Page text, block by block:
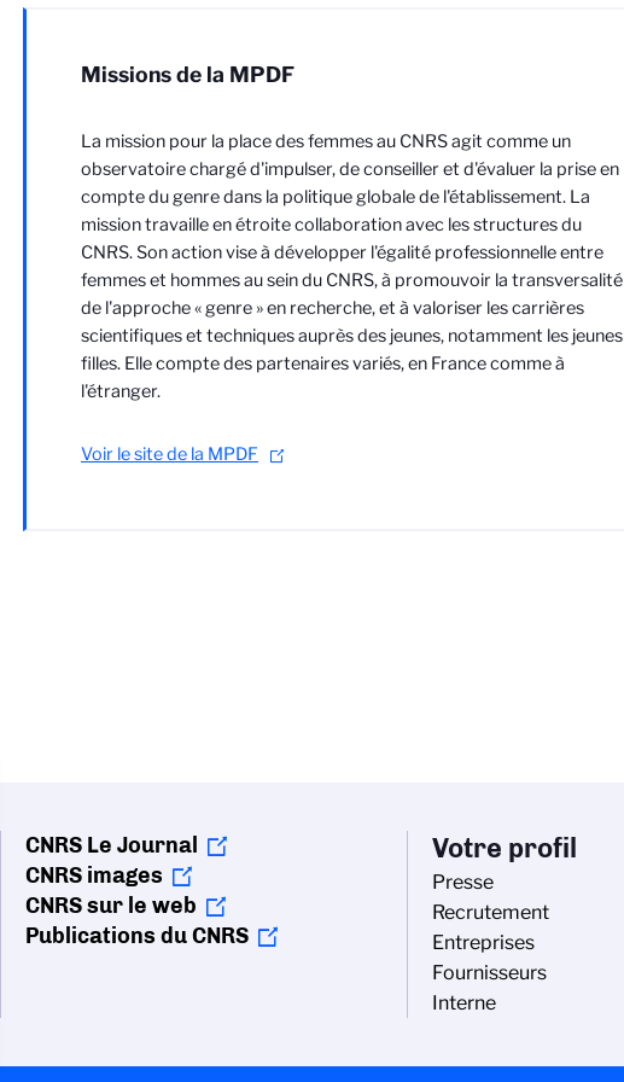
Missions de la MPDF
La mission pour la place des femmes au CNRS agit comme un
observatoire chargé d'impulser, de conseiller et d'évaluer la prise en
compte du genre dans la politique globale de l'établissement. La
mission travaille en étroite collaboration avec les structures du
CNRS. Son action vise à développer l'égalité professionnelle entre
femmes et hommes au sein du CNRS, à promouvoir la transversalité
de l'approche « genre » en recherche, et à valoriser les carrières
scientifiques et techniques auprès des jeunes, notamment les jeunes
filles. Elle compte des partenaires variés, en France comme à
l'étranger.
Voir le site de la MPDF
CNRS Le Journal
CNRS images
CNRS sur le web
Publications du CNRS
Votre profil
Presse
Recrutement
Entreprises
Fournisseurs
Interne